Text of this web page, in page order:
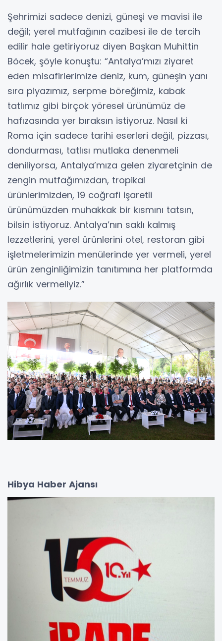
Şehrimizi sadece denizi, güneşi ve mavisi ile
değil; yerel mutfağının cazibesi ile de tercih
edilir hale getiriyoruz diyen Başkan Muhittin
Böcek, şöyle konuştu: “Antalya’mızı ziyaret
eden misafirlerimize deniz, kum, güneşin yanı
sıra piyazımız, serpme böreğimiz, kabak
tatlımız gibi birçok yöresel ürünümüz de
hafızasında yer bıraksın istiyoruz. Nasıl ki
Roma için sadece tarihi eserleri değil, pizzası,
dondurması, tatlısı mutlaka denenmeli
deniliyorsa, Antalya’mıza gelen ziyaretçinin de
zengin mutfağımızdan, tropikal
ürünlerimizden, 19 coğrafi işaretli
ürünümüzden muhakkak bir kısmını tatsın,
bilsin istiyoruz. Antalya’nın saklı kalmış
lezzetlerini, yerel ürünlerini otel, restoran gibi
işletmelerimizin menülerinde yer vermeli, yerel
ürün zenginliğimizin tanıtımına her platformda
ağırlık vermeliyiz.”
Hibya Haber Ajansı